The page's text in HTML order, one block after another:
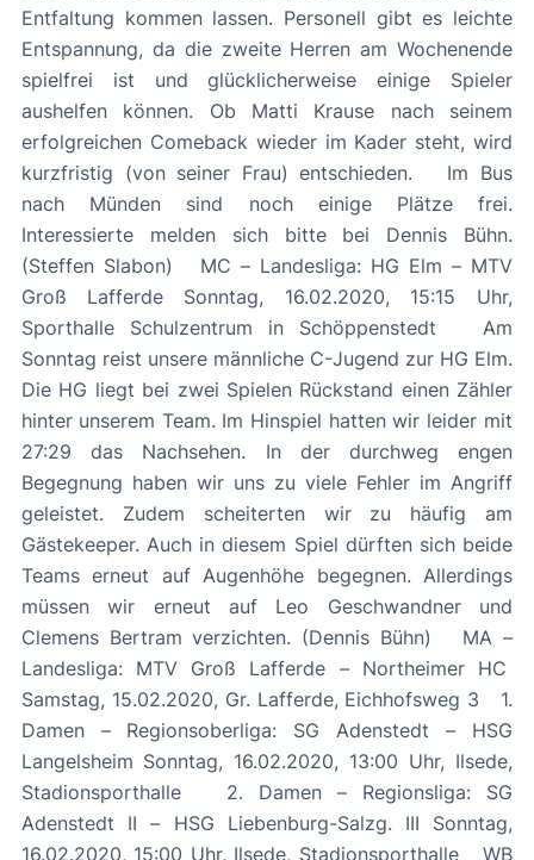
Entfaltung kommen lassen. Personell gibt es leichte
Entspannung, da die zweite Herren am Wochenende
spielfrei ist und glücklicherweise einige Spieler
aushelfen können. Ob Matti Krause nach seinem
erfolgreichen Comeback wieder im Kader steht, wird
kurzfristig (von seiner Frau) entschieden. Im Bus
nach Münden sind noch einige Plätze frei.
Interessierte melden sich bitte bei Dennis Bühn.
(Steffen Slabon) MC – Landesliga: HG Elm – MTV
Groß Lafferde Sonntag, 16.02.2020, 15:15 Uhr,
Sporthalle Schulzentrum in Schöppenstedt Am
Sonntag reist unsere männliche C-Jugend zur HG Elm.
Die HG liegt bei zwei Spielen Rückstand einen Zähler
hinter unserem Team. Im Hinspiel hatten wir leider mit
27:29 das Nachsehen. In der durchweg engen
Begegnung haben wir uns zu viele Fehler im Angriff
geleistet. Zudem scheiterten wir zu häufig am
Gästekeeper. Auch in diesem Spiel dürften sich beide
Teams erneut auf Augenhöhe begegnen. Allerdings
müssen wir erneut auf Leo Geschwandner und
Clemens Bertram verzichten. (Dennis Bühn) MA –
Landesliga: MTV Groß Lafferde – Northeimer HC
Samstag, 15.02.2020, Gr. Lafferde, Eichhofsweg 3 1.
Damen – Regionsoberliga: SG Adenstedt – HSG
Langelsheim Sonntag, 16.02.2020, 13:00 Uhr, Ilsede,
Stadionsporthalle 2. Damen – Regionsliga: SG
Adenstedt II – HSG Liebenburg-Salzg. III Sonntag,
16.02.2020, 15:00 Uhr, Ilsede, Stadionsporthalle WB